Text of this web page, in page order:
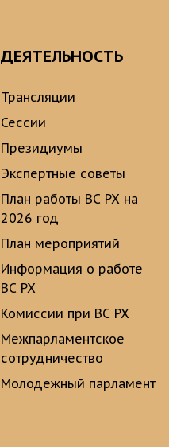
ДЕЯТЕЛЬНОСТЬ
Трансляции
Сессии
Президиумы
Экспертные советы
План работы ВС РХ на
2026 год
План мероприятий
Информация о работе
ВС РХ
Комиссии при ВС РХ
Межпарламентское
сотрудничество
Молодежный парламент